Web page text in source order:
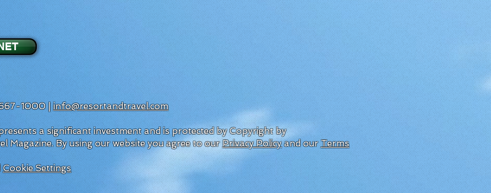
667-1000 |info@resortandtravel.com
a significant investment and is protected by Copyright by
Magazine. By using our website you agree to ourPrivacy Policyand our Terms
Cookie Settings